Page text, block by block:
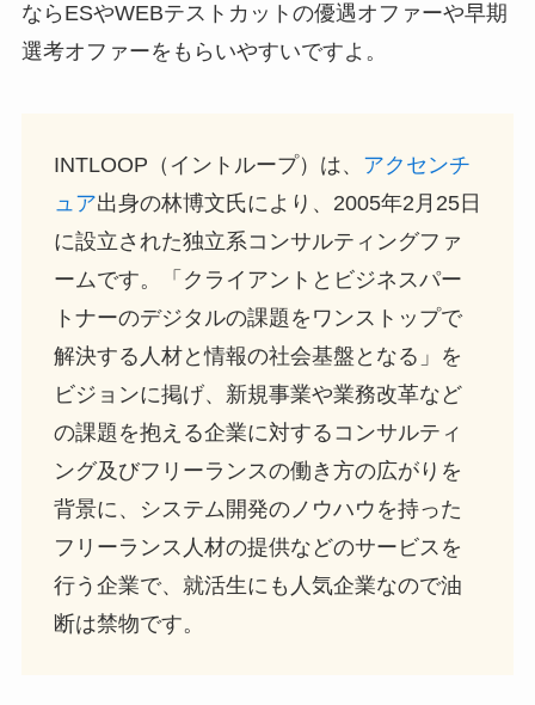
ならESやWEBテストカットの優遇オファーや早期
選考オファーをもらいやすいですよ。
INTLOOP（イントループ）は、 アクセンチ
ュア出身の林博文氏により、2005年2月25日
に設立された独立系コンサルティングファ
ームです。「クライアントとビジネスパー
トナーのデジタルの課題をワンストップで
解決する人材と情報の社会基盤となる」を
ビジョンに掲げ、新規事業や業務改革など
の課題を抱える企業に対するコンサルティ
ング及びフリーランスの働き方の広がりを
背景に、システム開発のノウハウを持った
フリーランス人材の提供などのサービスを
行う企業で、就活生にも人気企業なので油
断は禁物です。